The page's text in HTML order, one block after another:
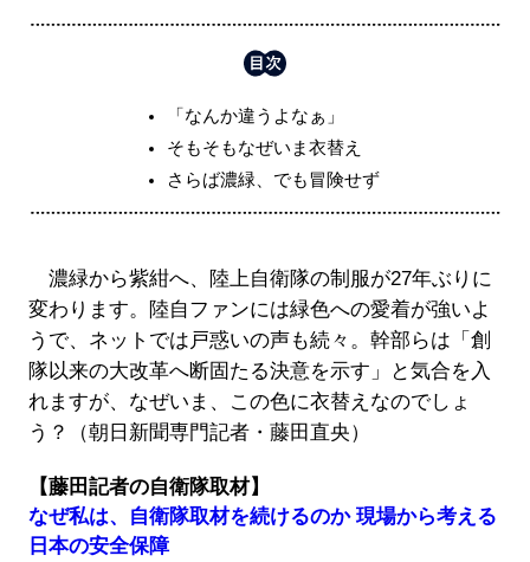
「なんか違うよなぁ」
そもそもなぜいま衣替え
さらば濃緑、でも冒険せず
濃緑から紫紺へ、陸上自衛隊の制服が27年ぶりに
変わります。陸自ファンには緑色への愛着が強いよ
うで、ネットでは戸惑いの声も続々。幹部らは「創
隊以来の大改革へ断固たる決意を示す」と気合を入
れますが、なぜいま、この色に衣替えなのでしょ
う？（朝日新聞専門記者・藤田直央）
【藤田記者の自衛隊取材】
なぜ私は、自衛隊取材を続けるのか 現場から考える
日本の安全保障